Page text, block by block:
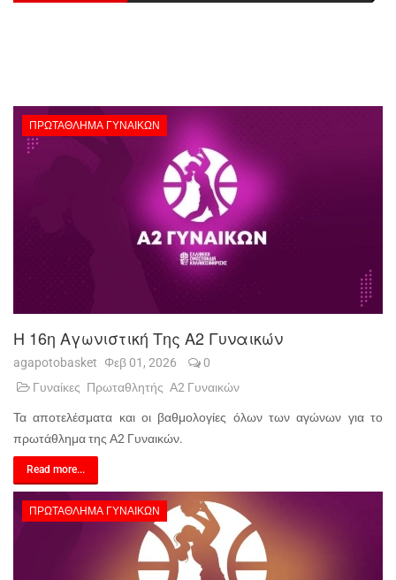
League 1
ΠΡΩΤΆΘΛΗΜΑ ΓΥΝΑΙΚΏΝ
Η 16η Αγωνιστική Της Α2 Γυναικών
agapotobasket Φεβ 01, 2026
0
Γυναίκες Πρωταθλητής Α2 Γυναικών
Τα αποτελέσματα και οι βαθμολογίες όλων των αγώνων για το
πρωτάθλημα της Α2 Γυναικών.
Read more...
ΠΡΩΤΆΘΛΗΜΑ ΓΥΝΑΙΚΏΝ